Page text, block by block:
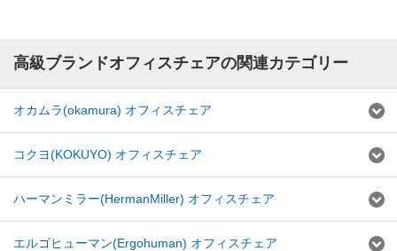
高級ブランドオフィスチェアの関連カテゴリー
オカムラ(okamura) オフィスチェア
コクヨ(KOKUYO) オフィスチェア
ハーマンミラー(HermanMiller) オフィスチェア
エルゴヒューマン(Ergohuman) オフィスチェア